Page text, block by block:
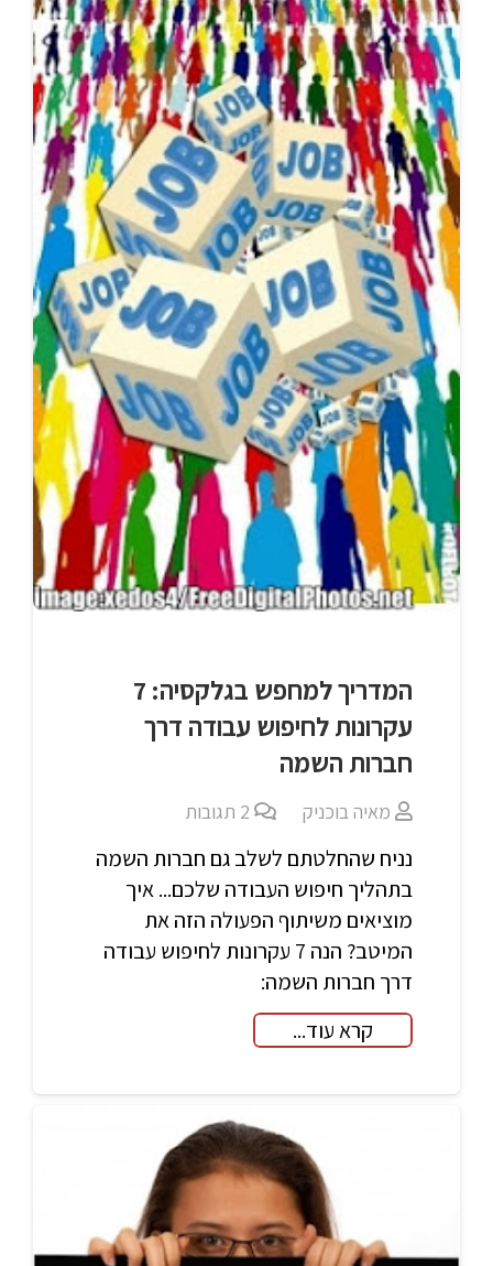
המדריך למחפש בגלקסיה: 7
עקרונות לחיפוש עבודה דרך
חברות השמה
מאיה בוכניק 2 תגובות
נניח שהחלטתם לשלב גם חברות השמה
בתהליך חיפוש העבודה שלכם... איך
מוציאים משיתוף הפעולה הזה את
המיטב? הנה 7 עקרונות לחיפוש עבודה
דרך חברות השמה:
קרא עוד...